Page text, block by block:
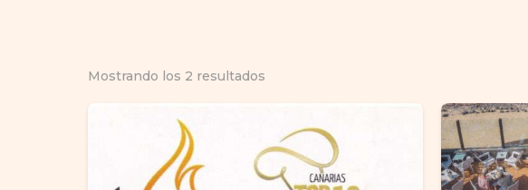
Mostrando los 2 resultados